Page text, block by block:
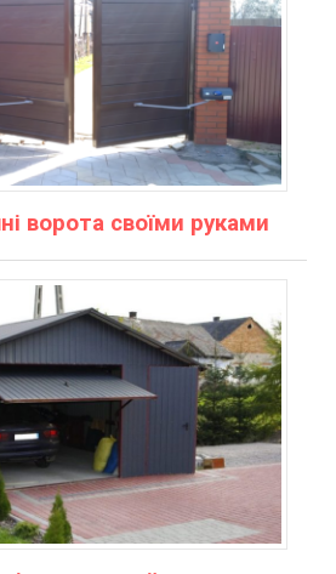
ворота своїми руками